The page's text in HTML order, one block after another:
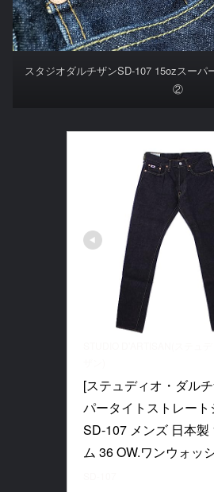
スタジオダルチザンSD-107 15ozスーパ
②
[ステュディオ・ダル
パータイトストレー
SD-107 メンズ 日本製
ム 36 OW.ワンウォッ